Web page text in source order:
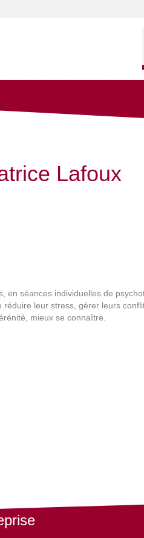
Lafoux
en séances individuelles de
leur stress, gérer leurs
mieux se connaître.